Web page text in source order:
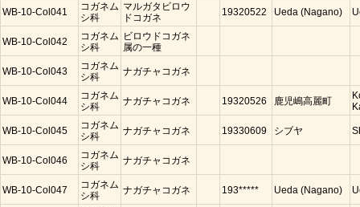
WB-10-Col041
コガネム
シ科
マルガタビロウ
ドコガネ
19320522 Ueda (Nagano)
WB-10-Col042
コガネム
シ科
ビロウドコガネ
属の一種
WB-10-Col043
コガネム
シ科
ナガチャコガネ
WB-10-Col044
コガネム
シ科
ナガチャコガネ 19320526 鹿児嶋高麗町
WB-10-Col045
コガネム
シ科
ナガチャコガネ 19330609 シブヤ
WB-10-Col046
コガネム
シ科
ナガチャコガネ
WB-10-Col047
コガネム
シ科
ナガチャコガネ 193***** Ueda (Nagano)